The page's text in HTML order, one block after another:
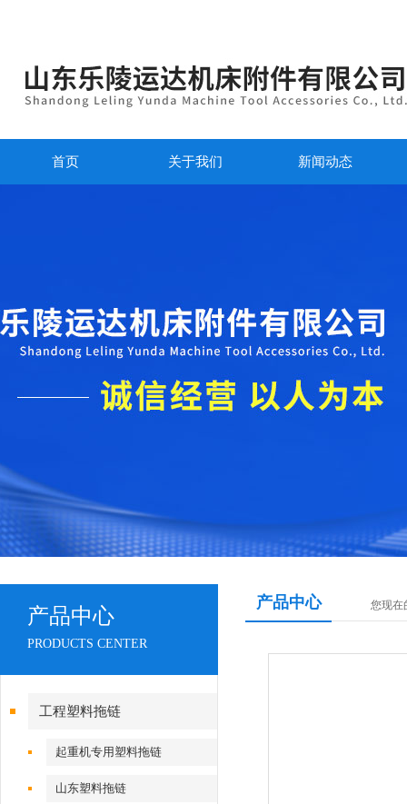
首页 关于我们 新闻动态
产品中心
PRODUCTS CENTER
工程塑料拖链
起重机专用塑料拖链
山东塑料拖链
产品中心 您现在